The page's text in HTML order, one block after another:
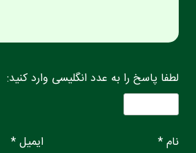
لطفا پاسخ را به عدد انگلیسی وارد کنید:
نام * ایمیل *